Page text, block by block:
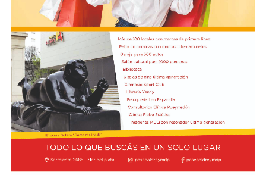
En tanto, el viernes 21 a las 17:30 se desarrollará “El
Cerebro Mágico: construyendo preguntas, respuestas y
circuitos”, a cargo de María Paula Algote. Se trata de un
taller práctico de arte, ciencia y tecnología en el que al
finalizar cada participante se lleva su propia creación
terminada. Es una actividad arancelada (incluye
materiales) destinada a niños a partir de los 6 años.
Los participantes menores de 8 años deberán asistir
acompañados por una persona adulta (menores
asistentes $12.000 y adulto acompañante $5.000). Las
entradas están disponibles en la boletería de lunes a